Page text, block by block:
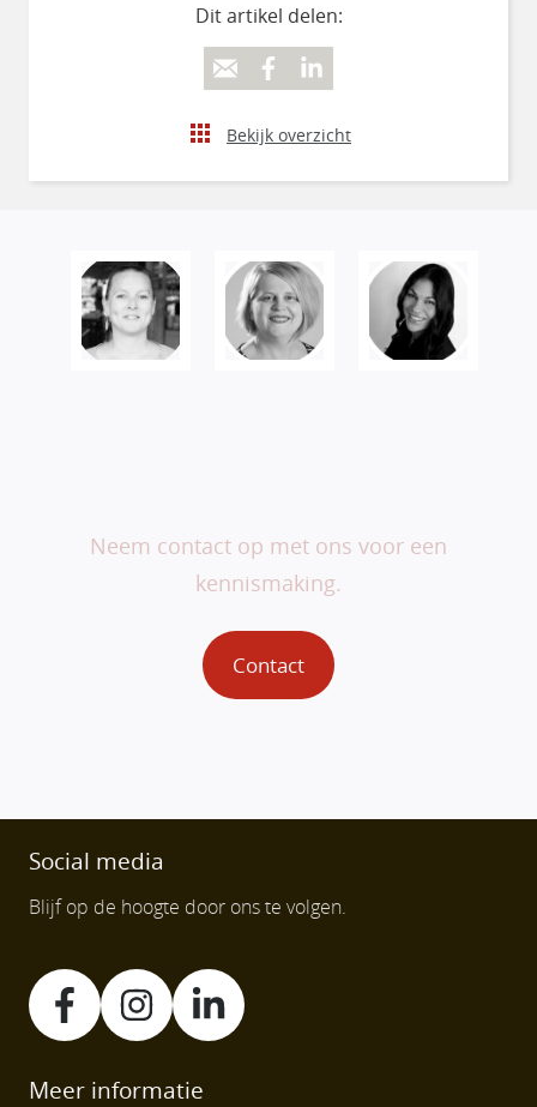
Dit artikel delen:
Bekijk overzicht
Neem contact op met ons voor een
kennismaking.
Contact
Social media
Blijf op de hoogte door ons te volgen.
Meer informatie